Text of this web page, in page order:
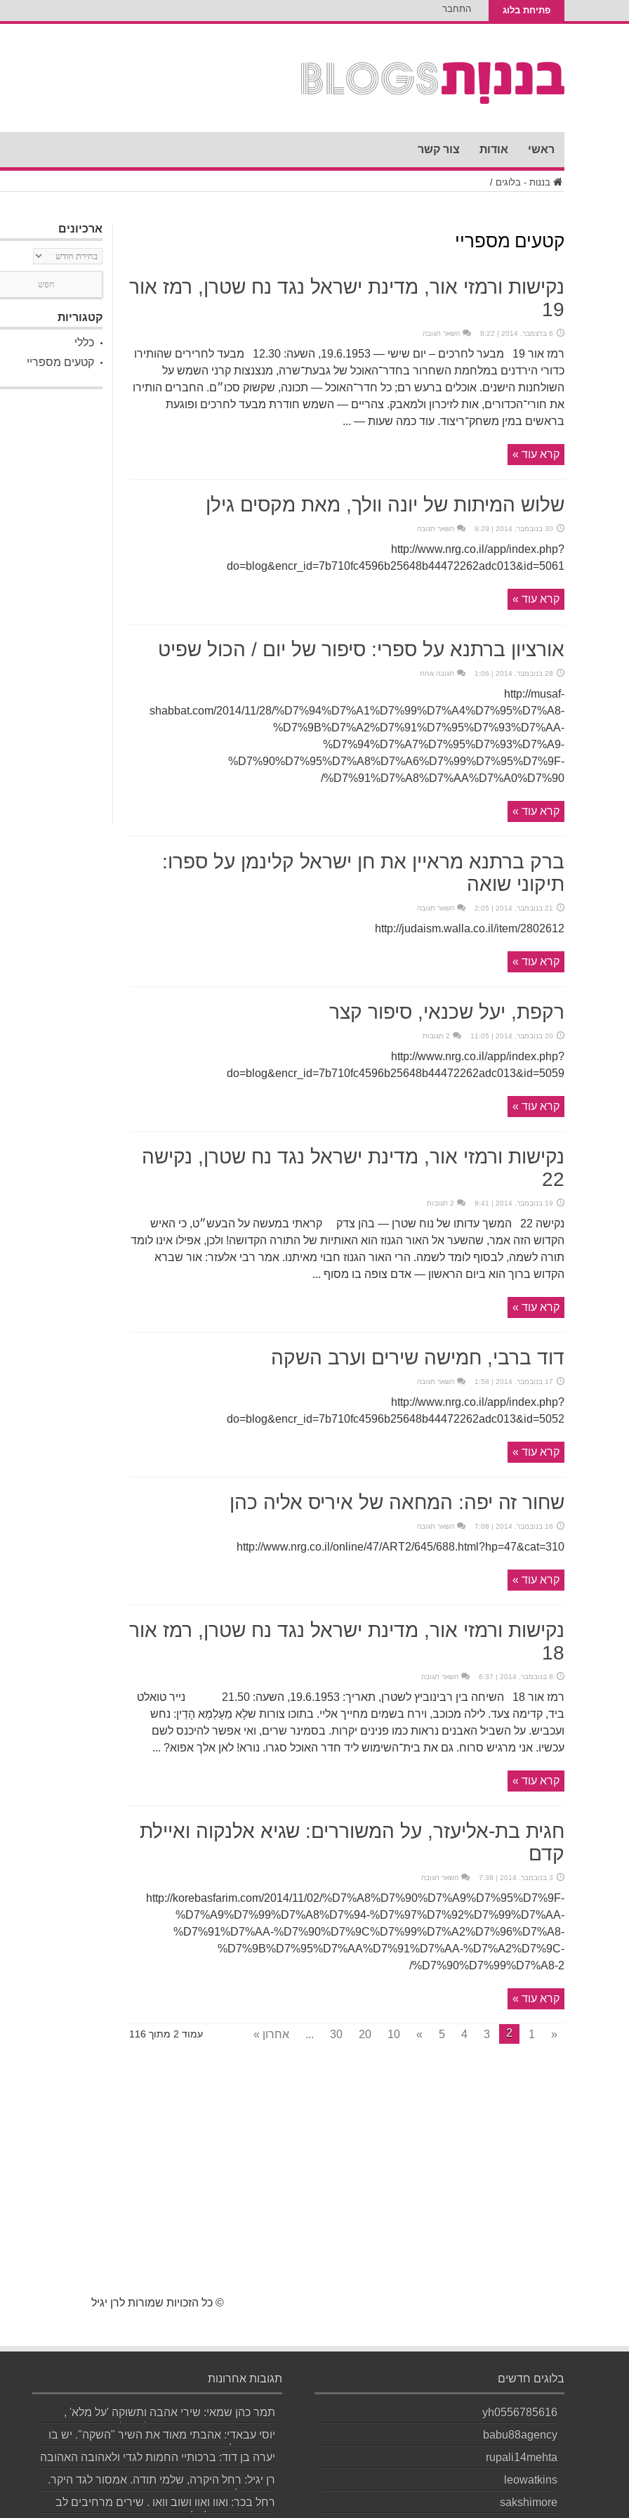
פתיחת בלוג התחבר
ראשי אודות צור קשר
בננות - בלוגים /
קטעים מספריי
נקישות ורמזי אור, מדינת ישראל נגד נח שטרן, רמז אור
19
6 בדצמבר, 2014 | 8:22 השאר תגובה
רמז אור 19 מבער לחרכים – יום שישי — 19.6.1953, השעה: 12.30 מבעד לחרירים שהותירו
כדורי הירדנים במלחמת השחרור בחדר־האוכל של גבעת־שרה, מנצנצות קרני השמש על
השולחנות הישנים. אוכלים ברעש רם; כל חדר־האוכל — תכונה, שקשוק סכו״ם. החברים הותירו
את חורי־הכדורים, אות לזיכרון ולמאבק. צהריים — השמש חודרת מבעד לחרכים ופוגעת
בראשים במין משחק־ריצוד. עוד כמה שעות — ...
קרא עוד »
שלוש המיתות של יונה וולך, מאת מקסים גילן
30 בנובמבר, 2014 | 8:29 השאר תגובה
http://www.nrg.co.il/app/index.php?
do=blog&encr_id=7b710fc4596b25648b44472262adc013&id=5061
קרא עוד »
אורציון ברתנא על ספרי: סיפור של יום / הכול שפיט
28 בנובמבר, 2014 | 1:06 תגובה אחת
http://musaf-
shabbat.com/2014/11/28/%D7%94%D7%A1%D7%99%D7%A4%D7%95%D7%A8-
%D7%9B%D7%A2%D7%91%D7%95%D7%93%D7%AA-
%D7%94%D7%A7%D7%95%D7%93%D7%A9-
%D7%90%D7%95%D7%A8%D7%A6%D7%99%D7%95%D7%9F-
%D7%91%D7%A8%D7%AA%D7%A0%D7%90/
קרא עוד »
ברק ברתנא מראיין את חן ישראל קלינמן על ספרו:
תיקוני שואה
21 בנובמבר, 2014 | 2:05 השאר תגובה
http://judaism.walla.co.il/item/2802612
קרא עוד »
רקפת, יעל שכנאי, סיפור קצר
20 בנובמבר, 2014 | 11:05 2 תגובות
http://www.nrg.co.il/app/index.php?
do=blog&encr_id=7b710fc4596b25648b44472262adc013&id=5059
קרא עוד »
נקישות ורמזי אור, מדינת ישראל נגד נח שטרן, נקישה
22
19 בנובמבר, 2014 | 9:41 2 תגובות
נקישה 22 המשך עדותו של נוח שטרן — בהן צדק קראתי במעשה על הבעש״ט, כי האיש
הקדוש הזה אמר, שהשער אל האור הגנוז הוא האותיות של התורה הקדושה! ולכן, אפילו אינו לומד
תורה לשמה, לבסוף לומד לשמה. הרי האור הגנוז חבוי מאיתנו. אמר רבי אלעזר: אור שברא
הקדוש ברוך הוא ביום הראשון — אדם צופה בו מסוף ...
קרא עוד »
דוד ברבי, חמישה שירים וערב השקה
17 בנובמבר, 2014 | 1:58 השאר תגובה
http://www.nrg.co.il/app/index.php?
do=blog&encr_id=7b710fc4596b25648b44472262adc013&id=5052
קרא עוד »
שחור זה יפה: המחאה של איריס אליה כהן
16 בנובמבר, 2014 | 7:08 השאר תגובה
http://www.nrg.co.il/online/47/ART2/645/688.html?hp=47&cat=310
קרא עוד »
נקישות ורמזי אור, מדינת ישראל נגד נח שטרן, רמז אור
18
8 בנובמבר, 2014 | 6:37 השאר תגובה
רמז אור 18 השיחה בין רבינוביץ לשטרן, תאריך: 19.6.1953, השעה: 21.50 נייר טואלט
ביד, קדימה צעד. לילה מכוכב, וירח בשמיִם מחייך אליי. בתוכו צורות שלָא מֵעָלְמָא הָדֵין: נחש
ועכביש. על השביל האבנים נראות כמו פנינים יקרות. בסמינר שרים, ואי אפשר להיכנס לשם
עכשיו. אני מרגיש סרוח. גם את בית־השימוש ליד חדר האוכל סגרו. נורא! לאן אלך אפוא? ...
קרא עוד »
חגית בת-אליעזר, על המשוררים: שגיא אלנקוה ואיילת
קדם
3 בנובמבר, 2014 | 7:38 השאר תגובה
http://korebasfarim.com/2014/11/02/%D7%A8%D7%90%D7%A9%D7%95%D7%9F-
%D7%A9%D7%99%D7%A8%D7%94-%D7%97%D7%92%D7%99%D7%AA-
%D7%91%D7%AA-%D7%90%D7%9C%D7%99%D7%A2%D7%96%D7%A8-
%D7%9B%D7%95%D7%AA%D7%91%D7%AA-%D7%A2%D7%9C-
%D7%90%D7%99%D7%A8-2/
קרא עוד »
עמוד 2 מתוך 116 «
1
2
3
4
5
»
10
20
30
... אחרון »
ארכיונים
ארכיונים
קטגוריות
כללי
קטעים מספריי
© כל הזכויות שמורות לרן יגיל
בלוגים חדשים
yh0556785616
babu88agency
rupali14mehta
leowatkins
sakshimore
תגובות אחרונות
תמר כהן שמאי: שירי אהבה ותשוקה 'על מלא' ,
יפהפיים אהבתי במיוחד את 'סחף' תו...
יוסי עבאדי: אהבתי מאוד את השיר "השקה". יש בו
פיכחון של אדם המביט בזמן שח...
יערה בן דוד: ברכותיי החמות לגדי ולאהובה האהובה
המעוטרת בזר שירים יפה ומרג...
רן יגיל: רחל היקרה, שלמי תודה. אמסור לגד היקר.
שבת שלום. רן...
רחל בכר: ואוו ואוו ושוב וואו . שירים מרחיבים לב